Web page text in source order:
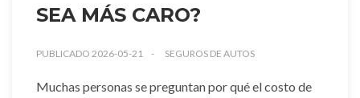
SEA MÁS CARO?
PUBLICADO 2026-05-21 SEGUROS DE AUTOS
Muchas personas se preguntan por qué el costo de